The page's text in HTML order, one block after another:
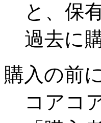
と、保
過去に
購入の前
コアコ